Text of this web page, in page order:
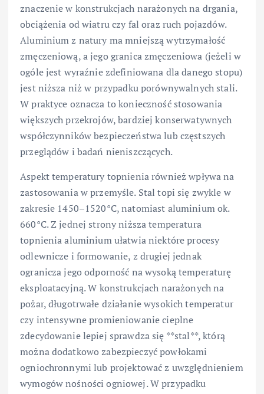
znaczenie w konstrukcjach narażonych na drgania,
obciążenia od wiatru czy fal oraz ruch pojazdów.
Aluminium z natury ma mniejszą wytrzymałość
zmęczeniową, a jego granica zmęczeniowa (jeżeli w
ogóle jest wyraźnie zdefiniowana dla danego stopu)
jest niższa niż w przypadku porównywalnych stali.
W praktyce oznacza to konieczność stosowania
większych przekrojów, bardziej konserwatywnych
współczynników bezpieczeństwa lub częstszych
przeglądów i badań nieniszczących.
Aspekt temperatury topnienia również wpływa na
zastosowania w przemyśle. Stal topi się zwykle w
zakresie 1450–1520°C, natomiast aluminium ok.
660°C. Z jednej strony niższa temperatura
topnienia aluminium ułatwia niektóre procesy
odlewnicze i formowanie, z drugiej jednak
ogranicza jego odporność na wysoką temperaturę
eksploatacyjną. W konstrukcjach narażonych na
pożar, długotrwałe działanie wysokich temperatur
czy intensywne promieniowanie cieplne
zdecydowanie lepiej sprawdza się **stal**, którą
można dodatkowo zabezpieczyć powłokami
ogniochronnymi lub projektować z uwzględnieniem
wymogów nośności ogniowej. W przypadku